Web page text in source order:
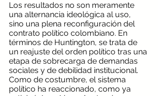
Los resultados no son meramente
una alternancia ideológica al uso,
sino una plena reconfiguración del
contrato político colombiano. En
términos de Huntington, se trata de
un reajuste del orden político tras una
etapa de sobrecarga de demandas
sociales y de debilidad institucional.
Como de costumbre, el sistema
político ha reaccionado, como ya